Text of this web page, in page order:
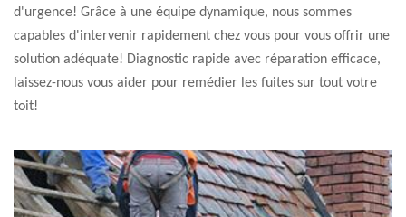
d'urgence! Grâce à une équipe dynamique, nous sommes
capables d'intervenir rapidement chez vous pour vous offrir une
solution adéquate! Diagnostic rapide avec réparation efficace,
laissez-nous vous aider pour remédier les fuites sur tout votre
toit!